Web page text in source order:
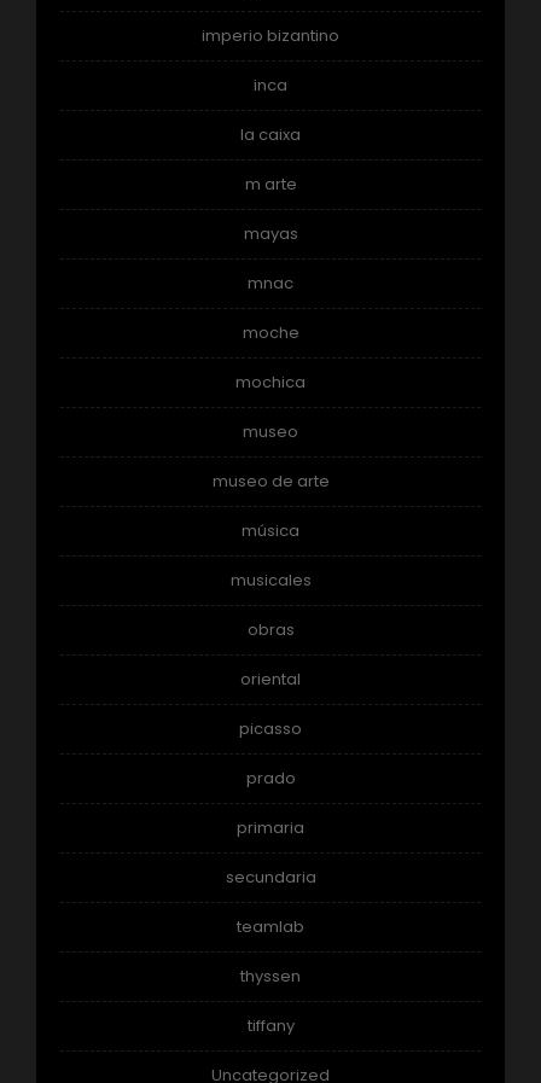
imperio bizantino
inca
la caixa
m arte
mayas
mnac
moche
mochica
museo
museo de arte
música
musicales
obras
oriental
picasso
prado
primaria
secundaria
teamlab
thyssen
tiffany
Uncategorized